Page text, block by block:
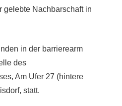
gelebte Nachbarschaft in
in der barrierearm
des
Am Ufer 27 (hintere
statt.